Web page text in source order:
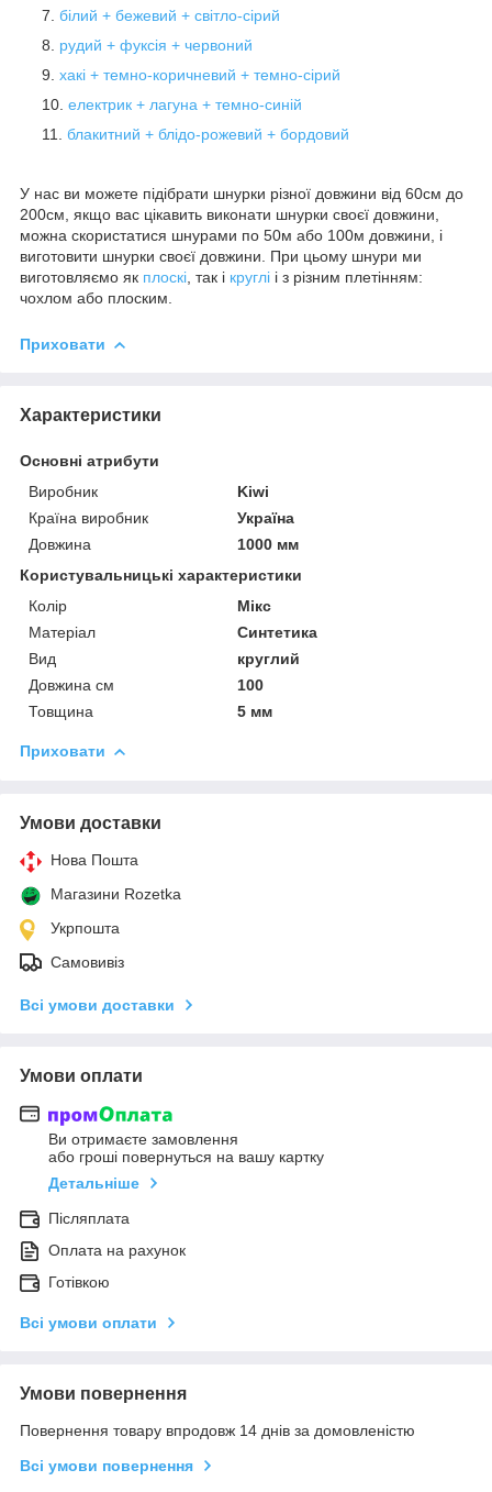
білий + бежевий + світло-сірий
рудий + фуксія + червоний
хакі + темно-коричневий + темно-сірий
електрик + лагуна + темно-синій
блакитний + блідо-рожевий + бордовий
У нас ви можете підібрати шнурки різної довжини від 60см до
200см, якщо вас цікавить виконати шнурки своєї довжини,
можна скористатися шнурами по 50м або 100м довжини, і
виготовити шнурки своєї довжини. При цьому шнури ми
виготовляємо як плоскі , так і круглі і з різним плетінням:
чохлом або плоским.
Приховати
Характеристики
Основні атрибути
Виробник
Kiwi
Країна виробник
Україна
Довжина
1000 мм
Користувальницькі характеристики
Колір
Мікс
Матеріал
Синтетика
Вид
круглий
Довжина см
100
Товщина
5 мм
Приховати
Умови доставки
Нова Пошта
Магазини Rozetka
Укрпошта
Самовивіз
Всі умови доставки
Умови оплати
Ви отримаєте замовлення
або гроші повернуться на вашу картку
Детальніше
Післяплата
Оплата на рахунок
Готівкою
Всі умови оплати
Умови повернення
Повернення товару впродовж 14 днів за домовленістю
Всі умови повернення